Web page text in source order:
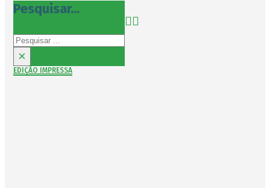
Pesquisar...
Pesquisar
×
EDIÇÃO IMPRESSA